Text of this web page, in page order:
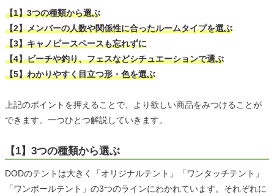
【1】3つの種類から選ぶ
【2】メンバーの人数や関係性に合ったルームタイプを選ぶ
【3】キャノピースペースも忘れずに
【4】ビーチや釣り、フェスなどシチュエーションで選ぶ
【5】わかりやすく目立つ形・色を選ぶ
上記のポイントを押えることで、より欲しい商品をみつけることが
できます。一つひとつ解説していきます。
【1】3つの種類から選ぶ
DODのテントは大きく「オリジナルテント」「ワンタッチテント」
「ワンポールテント」の3つのラインにわかれています。それぞれに